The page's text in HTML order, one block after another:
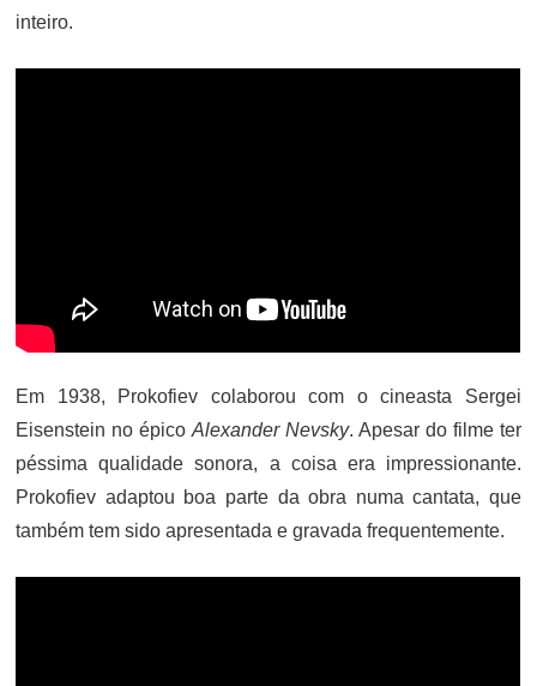
inteiro.
Em 1938, Prokofiev colaborou com o cineasta Sergei
Eisenstein no épicoAlexander Nevsky. Apesar do filme ter
péssima qualidade sonora, a coisa era impressionante.
Prokofiev adaptou boa parte da obra numa cantata, que
também tem sido apresentada e gravada frequentemente.